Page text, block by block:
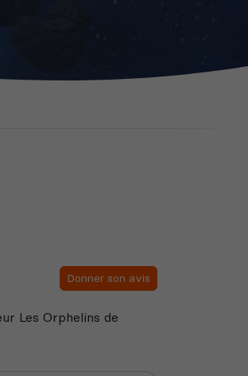
Donner son avis
Les Orphelins de